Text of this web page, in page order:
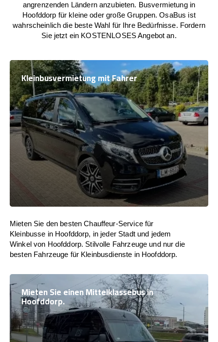
angrenzenden Ländern anzubieten. Busvermietung in
Hoofddorp für kleine oder große Gruppen. OsaBus ist
wahrscheinlich die beste Wahl für Ihre Bedürfnisse. Fordern
Sie jetzt ein KOSTENLOSES Angebot an.
Kleinbusvermietung mit Fahrer
Mieten Sie den besten Chauffeur-Service für
Kleinbusse in Hoofddorp, in jeder Stadt und jedem
Winkel von Hoofddorp. Stilvolle Fahrzeuge und nur die
besten Fahrzeuge für Kleinbusdienste in Hoofddorp.
Mieten Sie einen Mittelklassebus in
Hoofddorp.